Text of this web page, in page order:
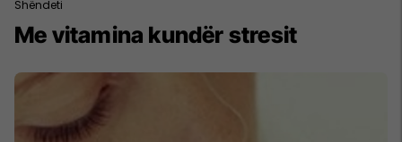
Shëndeti
Me vitamina kundër stresit